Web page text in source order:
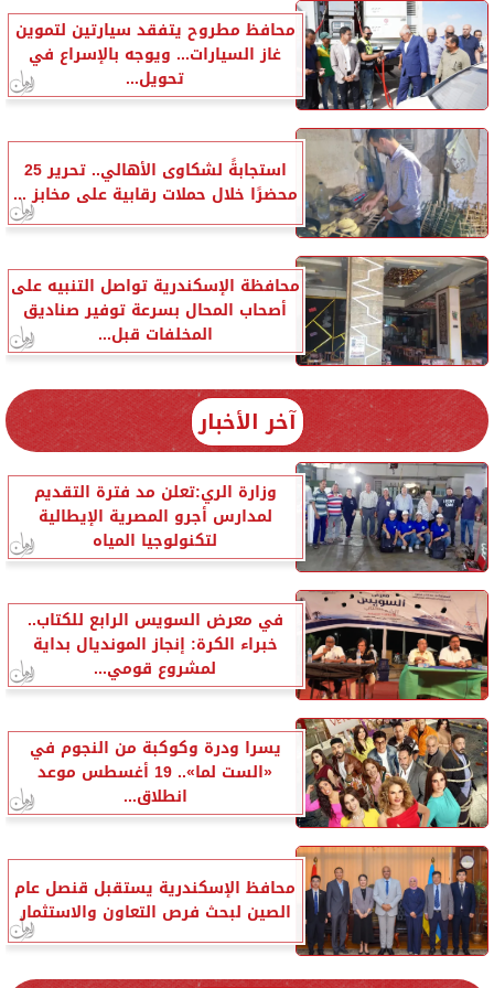
محافظ مطروح يتفقد سيارتين لتموين
غاز السيارات... ويوجه بالإسراع في
تحويل...
استجابةً لشكاوى الأهالي.. تحرير 25
محضرًا خلال حملات رقابية على مخابز ...
محافظة الإسكندرية تواصل التنبيه على
أصحاب المحال بسرعة توفير صناديق
المخلفات قبل...
آخر الأخبار
وزارة الري:تعلن مد فترة التقديم
لمدارس أجرو المصرية الإيطالية
لتكنولوجيا المياه
في معرض السويس الرابع للكتاب..
خبراء الكرة: إنجاز المونديال بداية
لمشروع قومي...
يسرا ودرة وكوكبة من النجوم في
«الست لما».. 19 أغسطس موعد
انطلاق...
محافظ الإسكندرية يستقبل قنصل عام
الصين لبحث فرص التعاون والاستثمار